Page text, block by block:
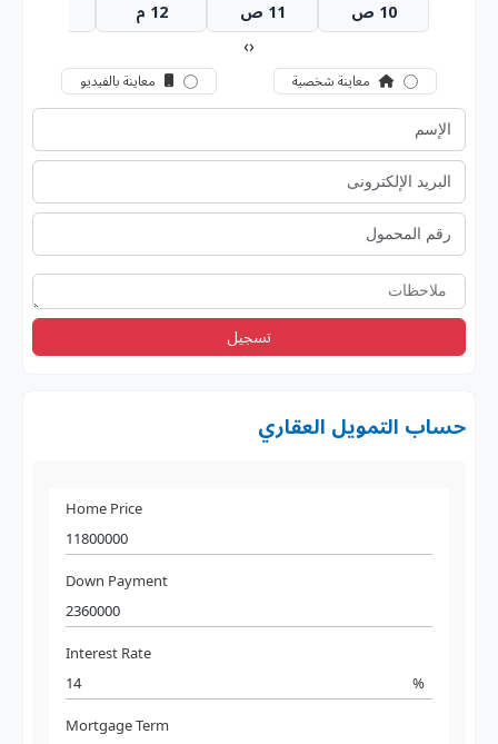
10 ص 11 ص 12 م
‹
›
معاينة شخصية معاينة بالفيديو
تسجيل
حساب التمويل العقاري
Home Price
Down Payment
Interest Rate
%
Mortgage Term